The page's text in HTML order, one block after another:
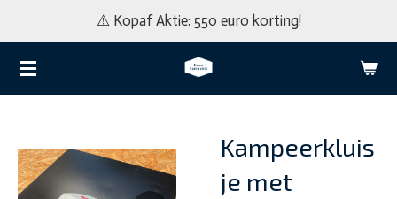
direct
naar
de
⚠️ Kopaf Aktie: 550 euro korting!
Kampeerkluis
je met